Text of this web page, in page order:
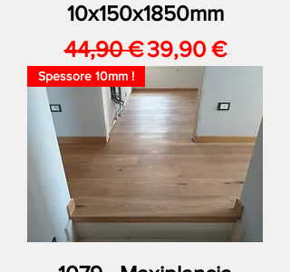
10x150x1850mm
Prezzo regolare
44,90 €Prezzo scontato
39,90 €
Spessore 10mm !